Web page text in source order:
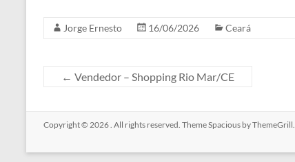
c
a
s
l
s
r
r
p
L
Jorge Ernesto 16/06/2026 Ceará
← Vendedor – Shopping Rio Mar/CE
Copyright © 2026. All rights reserved. ThemeSpacious by